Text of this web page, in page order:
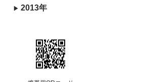
2013年